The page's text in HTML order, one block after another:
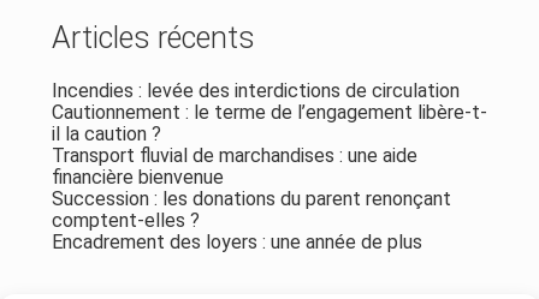
Articles récents
Incendies : levée des interdictions de circulation
Cautionnement : le terme de l’engagement libère-t-
il la caution ?
Transport fluvial de marchandises : une aide
financière bienvenue
Succession : les donations du parent renonçant
comptent-elles ?
Encadrement des loyers : une année de plus